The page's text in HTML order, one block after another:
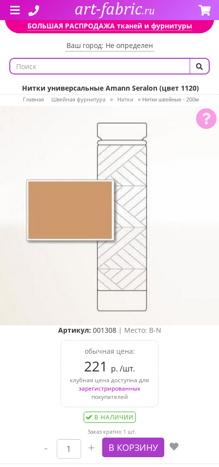
БОЛЬШАЯ РАСПРОДАЖА тканей и фурнитуры
Ваш город: Не определен
Нитки универсальные Amann Seralon (цвет 1120)
Главная Швейная фурнитура » Нитки » Нитки швейные - 200м
Артикул: 001308| Место: B-N
обычная цена:
221 р. /шт.
клубная цена доступна для
зарегистрированных
покупателей
В НАЛИЧИИ
Заказ кратно 1 шт.